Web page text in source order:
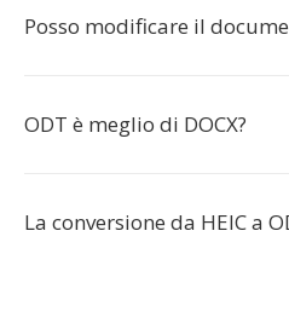
Posso modificare il
ODT è meglio di DOCX?
La conversione da HEIC a